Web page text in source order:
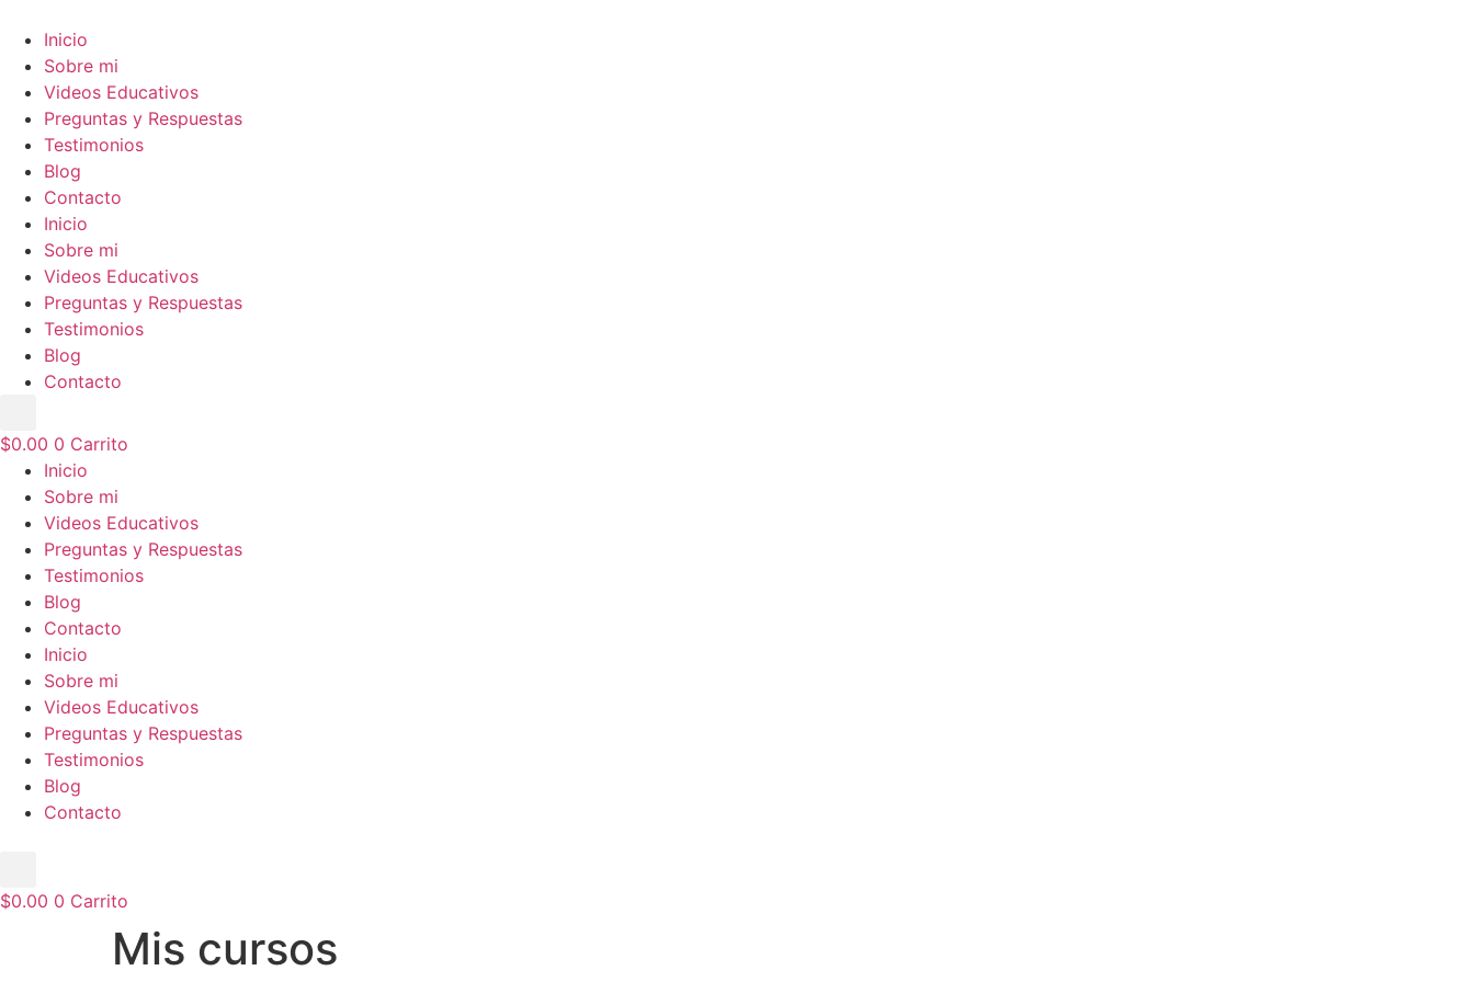
contenido
Inicio
Sobre mi
Videos Educativos
Preguntas y Respuestas
Testimonios
Blog
Contacto
Inicio
Sobre mi
Videos Educativos
Preguntas y Respuestas
Testimonios
Blog
Contacto
$0.00 0 Carrito
Inicio
Sobre mi
Videos Educativos
Preguntas y Respuestas
Testimonios
Blog
Contacto
Inicio
Sobre mi
Videos Educativos
Preguntas y Respuestas
Testimonios
Blog
Contacto
$0.00 0 Carrito
Mis cursos